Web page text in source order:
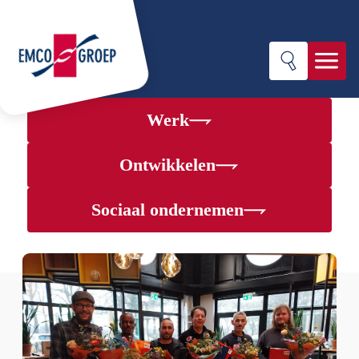
Werk
Over EMCO-groep
Werk
Ontwikkelen
Sociaal ondernemen